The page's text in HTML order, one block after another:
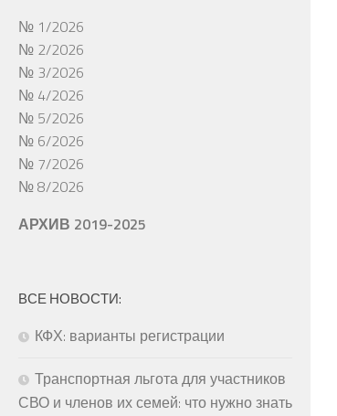
№ 1/2026
№ 2/2026
№ 3/2026
№ 4/2026
№ 5/2026
№ 6/2026
№ 7/2026
№ 8/2026
АРХИВ 2019-2025
ВСЕ НОВОСТИ:
КФХ: варианты регистрации
Транспортная льгота для участников
СВО и членов их семей: что нужно знать